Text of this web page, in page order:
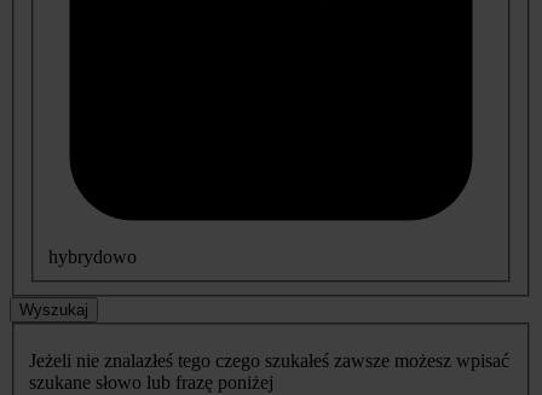
hybrydowo
Wyszukaj
Jeżeli nie znalazłeś tego czego szukałeś zawsze możesz wpisać
szukane słowo lub frazę poniżej